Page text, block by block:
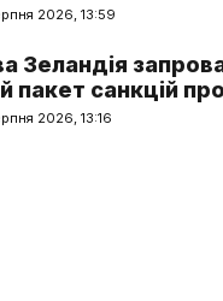
2026, 13:59
Зеландія
пакет санкцій
2026, 13:16